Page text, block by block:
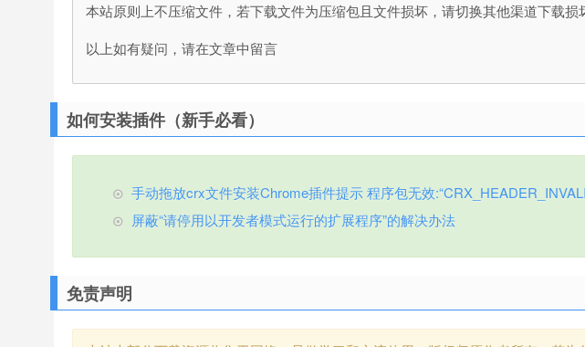
本站原则上不压缩文件，若下载文件为压缩包且文件损坏，请切换其他渠道下载损
以上如有疑问，请在文章中留言
如何安装插件（新手必看）
手动拖放crx文件安装Chrome插件提示 程序包无效
屏蔽“请停用以开发者模式运行的扩展程序”的解决办法
免责声明